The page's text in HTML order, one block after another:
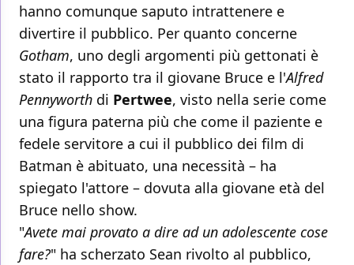
hanno comunque saputo intrattenere e
divertire il pubblico. Per quanto concerne
Gotham, uno degli argomenti più gettonati è
stato il rapporto tra il giovane Bruce e l'Alfred
Pennyworth di Pertwee, visto nella serie come
una figura paterna più che come il paziente e
fedele servitore a cui il pubblico dei film di
Batman è abituato, una necessità – ha
spiegato l'attore – dovuta alla giovane età del
Bruce nello show.
"Avete mai provato a dire ad un adolescente cose
fare?" ha scherzato Sean rivolto al pubblico,